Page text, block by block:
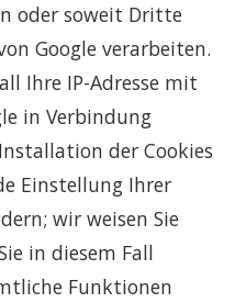
oder soweit Dritte
Google verarbeiten.
Ihre IP-Adresse mit
in Verbindung
der Cookies
Einstellung Ihrer
wir weisen Sie
in diesem Fall
Funktionen